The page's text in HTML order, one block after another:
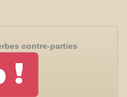
contre-parties